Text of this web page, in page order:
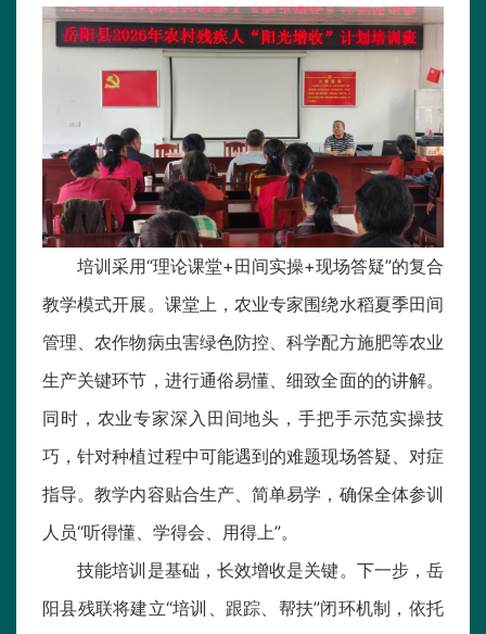
培训采用“理论课堂+田间实操+现场答疑”的复合
教学模式开展。课堂上，农业专家围绕水稻夏季田间
管理、农作物病虫害绿色防控、科学配方施肥等农业
生产关键环节，进行通俗易懂、细致全面的的讲解。
同时，农业专家深入田间地头，手把手示范实操技
巧，针对种植过程中可能遇到的难题现场答疑、对症
指导。教学内容贴合生产、简单易学，确保全体参训
人员“听得懂、学得会、用得上”。
技能培训是基础，长效增收是关键。下一步，岳
阳县残联将建立“培训、跟踪、帮扶”闭环机制，依托